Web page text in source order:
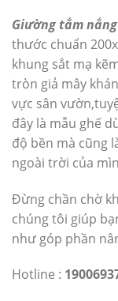
Giường tắm
thước chuẩn
khung sắt mạ
tròn giả mây
vực sân
đây là mẫu ghế
độ bền mà cũng
ngoài trời của
Đừng chần chờ
chúng tôi giúp
như góp phần
Hotline :